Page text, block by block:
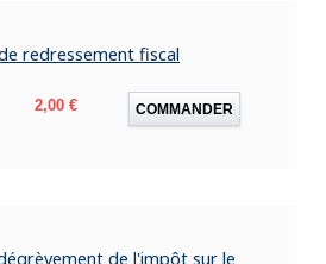
redressement fiscal
Prix
2,00 € COMMANDER
de l'impôt sur le